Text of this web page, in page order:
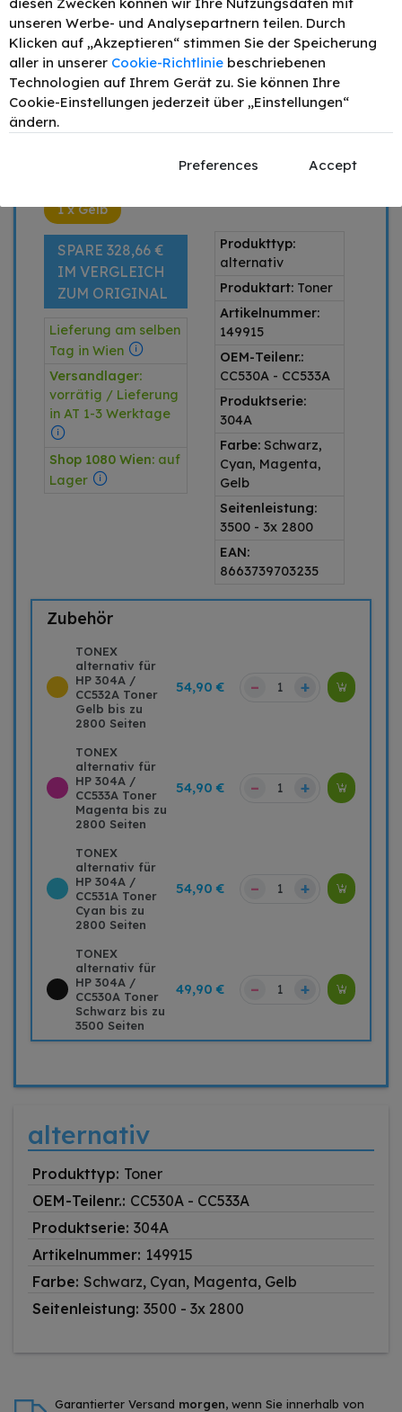
5 179,91 € - 10%
– +
IN DEN WARENKORB
Preis inkl. MwSt. zzgl.Versand
1 x Gelb
SPARE 328,66 €
IM VERGLEICH
ZUM ORIGINAL
Lieferung am selben
Tag in Wien
Versandlager:
vorrätig / Lieferung
in AT 1-3 Werktage
Shop 1080 Wien: auf
Lager
Produkttyp:
alternativ
Produktart: Toner
Artikelnummer:
149915
OEM-Teilenr.:
CC530A - CC533A
Produktserie:
304A
Farbe: Schwarz,
Cyan, Magenta,
Gelb
Seitenleistung:
3500 - 3x 2800
EAN:
8663739703235
Zubehör
TONEX
alternativ für
HP 304A /
CC532A Toner
Gelb bis zu
2800 Seiten
54,90 € – +
TONEX
alternativ für
HP 304A /
CC533A Toner
Magenta bis zu
2800 Seiten
54,90 € – +
TONEX
alternativ für
HP 304A /
CC531A Toner
Cyan bis zu
2800 Seiten
54,90 € – +
TONEX
alternativ für
HP 304A /
CC530A Toner
Schwarz bis zu
3500 Seiten
49,90 € – +
alternativ
Produkttyp: Toner
OEM-Teilenr.: CC530A - CC533A
Produktserie: 304A
Artikelnummer: 149915
Farbe: Schwarz, Cyan, Magenta, Gelb
Seitenleistung: 3500 - 3x 2800
Garantierter Versand morgen, wenn Sie innerhalb von
unseren Werbe- und Analysepartnern teilen. Durch
Klicken auf „Akzeptieren“ stimmen Sie der Speicherung
aller in unserer Cookie-Richtlinie beschriebenen
Technologien auf Ihrem Gerät zu. Sie können Ihre
Cookie-Einstellungen jederzeit über „Einstellungen“
ändern.
Preferences Accept